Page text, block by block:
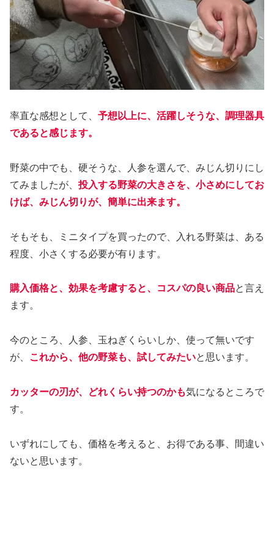
率直な感想として、 予想以上に、活躍しそうな、調理器具
であると感じます。
野菜の中でも、硬そうな、人参を選んで、みじん切りにし
てみましたが、投入する野菜の大きさを、小さめにしてお
けば、みじん切りが、簡単に出来ます。
そもそも、ミニタイプを買ったので、入れる野菜は、ある
程度、小さくする必要が有ります。
購入価格と、効果を考慮すると、コスパの良い商品と言え
ます。
今のところ、人参、玉ねぎくらいしか、使って無いです
が、 これから、他の野菜も、試してみたいと思います。
カッターの刃が、どれくらい持つのかも気になるところで
す。
いずれにしても、価格を考えると、お得である事、間違い
ないと思います。